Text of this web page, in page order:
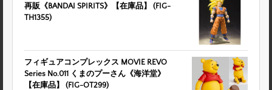
再販《BANDAI SPIRITS》【在庫品】 (FIG-
TH1355)
フィギュアコンプレックス MOVIE REVO
Series No.011 くまのプーさん《海洋堂》
【在庫品】 (FIG-OT299)